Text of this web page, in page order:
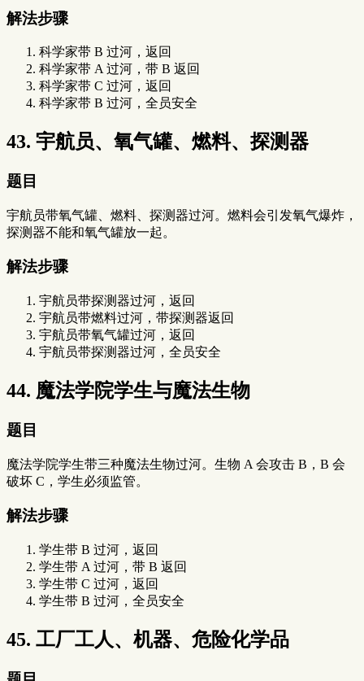
解法步骤
科学家带 B 过河，返回
科学家带 A 过河，带 B 返回
科学家带 C 过河，返回
科学家带 B 过河，全员安全
43. 宇航员、氧气罐、燃料、探测器
题目
宇航员带氧气罐、燃料、探测器过河。燃料会引发氧气爆炸，
探测器不能和氧气罐放一起。
解法步骤
宇航员带探测器过河，返回
宇航员带燃料过河，带探测器返回
宇航员带氧气罐过河，返回
宇航员带探测器过河，全员安全
44. 魔法学院学生与魔法生物
题目
魔法学院学生带三种魔法生物过河。生物 A 会攻击 B，B 会
破坏 C，学生必须监管。
解法步骤
学生带 B 过河，返回
学生带 A 过河，带 B 返回
学生带 C 过河，返回
学生带 B 过河，全员安全
45. 工厂工人、机器、危险化学品